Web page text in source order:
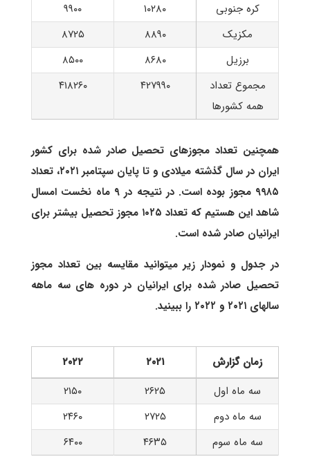
کره جنوبی
۱۰۲۸۰
۹۹۰۰
مکزیک
۸۸۹۰
۸۷۲۵
برزیل
۸۶۸۰
۸۵۰۰
مجموع تعداد
همه کشورها
۴۲۷۹۹۰ ۴۱۸۲۶۰
همچنین تعداد مجوزهای تحصیل صادر شده برای کشور
ایران در سال گذشته میلادی و تا پایان سپتامبر ۲۰۲۱، تعداد
۹۹۸۵ مجوز بوده است. در نتیجه در ۹ ماه نخست امسال
شاهد این هستیم که تعداد ۱۰۲۵ مجوز تحصیل بیشتر برای
ایرانیان صادر شده است.
در جدول و نمودار زیر میتوانید مقایسه بین تعداد مجوز
تحصیل صادر شده برای ایرانیان در دوره های سه ماهه
سالهای ۲۰۲۱ و ۲۰۲۲ را ببینید.
زمان گزارش ۲۰۲۱
۲۰۲۲
سه ماه اول
۲۶۲۵
۲۱۵۰
سه ماه دوم
۲۷۲۵
۲۴۶۰
سه ماه سوم
۴۶۳۵ ۶۴۰۰